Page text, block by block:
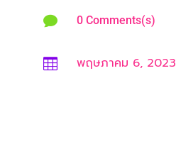
 0 Comments(s)
 พฤษภาคม 6, 2023